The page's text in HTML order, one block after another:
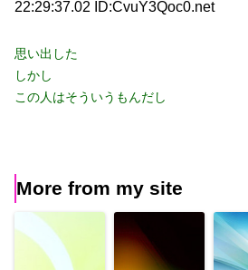
22:29:37.02 ID:CvuY3Qoc0.net
思い出した
しかし
この人はそういうもんだし
More from my site